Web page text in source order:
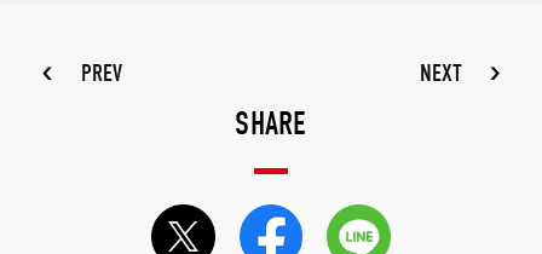
PREV NEXT
SHARE